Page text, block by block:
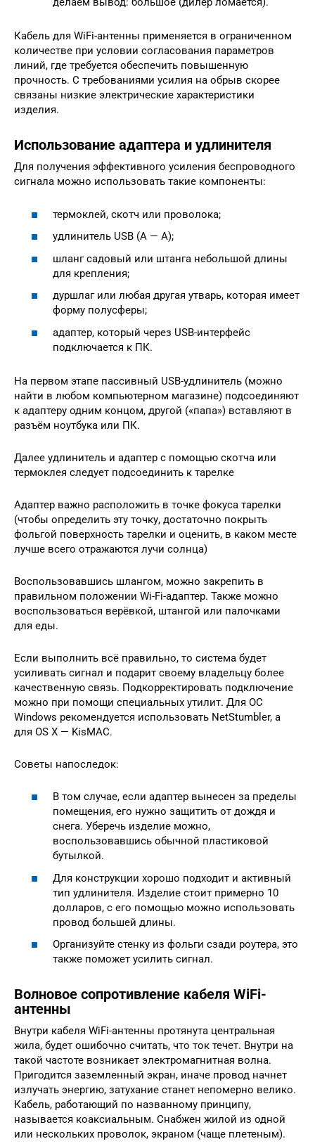
Кабель для WiFi-антенны применяется в ограниченном
количестве при условии согласования параметров
линий, где требуется обеспечить повышенную
прочность. С требованиями усилия на обрыв скорее
связаны низкие электрические характеристики
изделия.
Использование адаптера и удлинителя
Для получения эффективного усиления беспроводного
сигнала можно использовать такие компоненты:
термоклей, скотч или проволока;
удлинитель USB (A — A);
шланг садовый или штанга небольшой длины
для крепления;
дуршлаг или любая другая утварь, которая имеет
форму полусферы;
адаптер, который через USB-интерфейс
подключается к ПК.
На первом этапе пассивный USB-удлинитель (можно
найти в любом компьютерном магазине) подсоединяют
к адаптеру одним концом, другой («папа») вставляют в
разъём ноутбука или ПК.
Далее удлинитель и адаптер с помощью скотча или
термоклея следует подсоединить к тарелке
Адаптер важно расположить в точке фокуса тарелки
(чтобы определить эту точку, достаточно покрыть
фольгой поверхность тарелки и оценить, в каком месте
лучше всего отражаются лучи солнца)
Воспользовавшись шлангом, можно закрепить в
правильном положении Wi-Fi-адаптер. Также можно
воспользоваться верёвкой, штангой или палочками
для еды.
Если выполнить всё правильно, то система будет
усиливать сигнал и подарит своему владельцу более
качественную связь. Подкорректировать подключение
можно при помощи специальных утилит. Для ОС
Windows рекомендуется использовать NetStumbler, а
для OS X — KisMAC.
Советы напоследок:
В том случае, если адаптер вынесен за пределы
помещения, его нужно защитить от дождя и
снега. Уберечь изделие можно,
воспользовавшись обычной пластиковой
бутылкой.
Для конструкции хорошо подходит и активный
тип удлинителя. Изделие стоит примерно 10
долларов, с его помощью можно использовать
провод большей длины.
Организуйте стенку из фольги сзади роутера, это
также поможет усилить сигнал.
Волновое сопротивление кабеля WiFi-
антенны
Внутри кабеля WiFi-антенны протянута центральная
жила, будет ошибочно считать, что ток течет. Внутри на
такой частоте возникает электромагнитная волна.
Пригодится заземленный экран, иначе провод начнет
излучать энергию, затухание станет непомерно велико.
Кабель, работающий по названному принципу,
называется коаксиальным. Снабжен жилой из одной
или нескольких проволок, экраном (чаще плетеным).